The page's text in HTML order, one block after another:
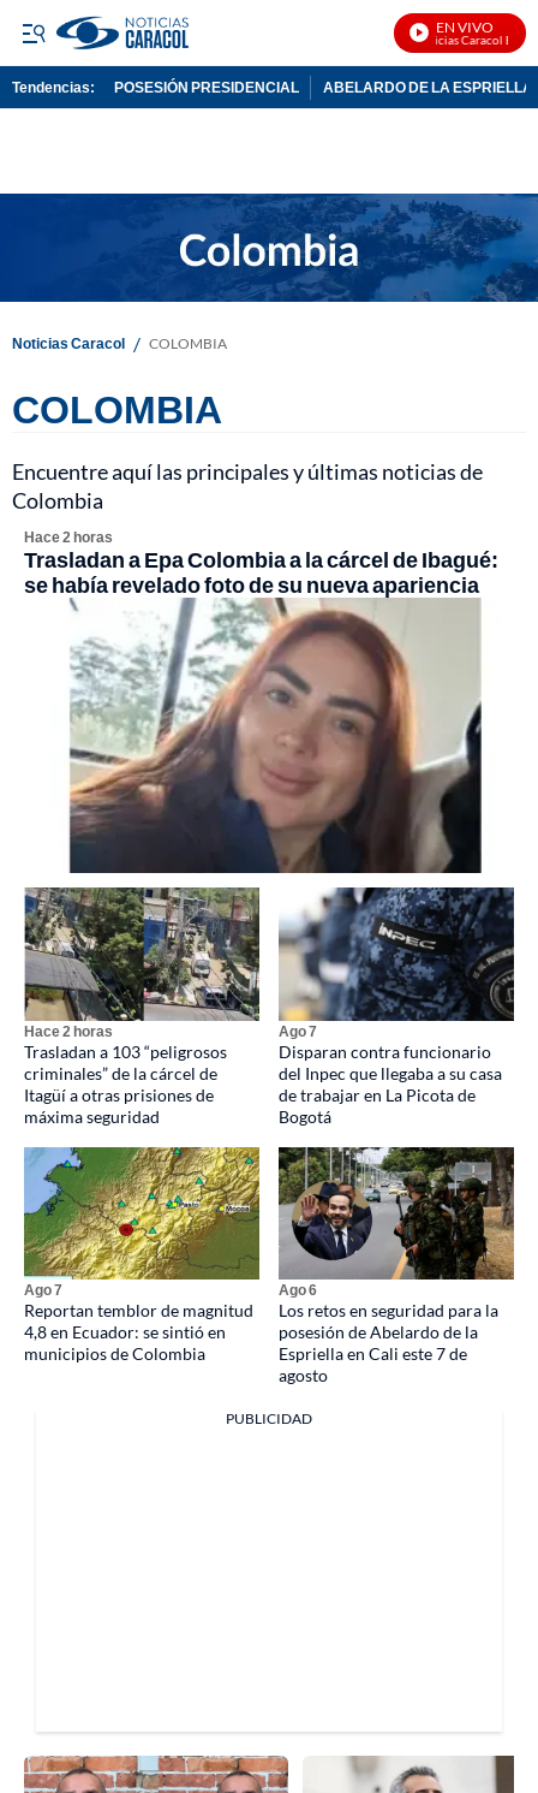
EN VIVO
Noticias Caracol En Vivo
Tendencias: POSESIÓN PRESIDENCIAL ABELARDO DE LA ESPRIELLA
Noticias Caracol / COLOMBIA
COLOMBIA
Encuentre aquí las principales y últimas noticias de
Colombia
Hace 2 horas
Trasladan a Epa Colombia a la cárcel de Ibagué:
se había revelado foto de su nueva apariencia
Hace 2 horas
Trasladan a 103 “peligrosos
criminales” de la cárcel de
Itagüí a otras prisiones de
máxima seguridad
Ago 7
Disparan contra funcionario
del Inpec que llegaba a su casa
de trabajar en La Picota de
Bogotá
Ago 7
Reportan temblor de magnitud
4,8 en Ecuador: se sintió en
municipios de Colombia
Ago 6
Los retos en seguridad para la
posesión de Abelardo de la
Espriella en Cali este 7 de
agosto
PUBLICIDAD